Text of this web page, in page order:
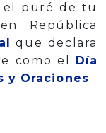
el puré de tu
República
que declara
como el Día
y Oraciones.